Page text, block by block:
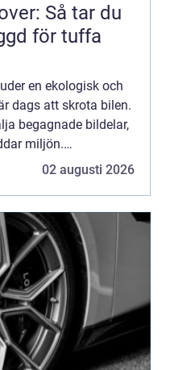
Så tar du
för tuffa
en ekologisk och
dags att skrota bilen.
begagnade bildelar,
miljön.
02 augusti 2026